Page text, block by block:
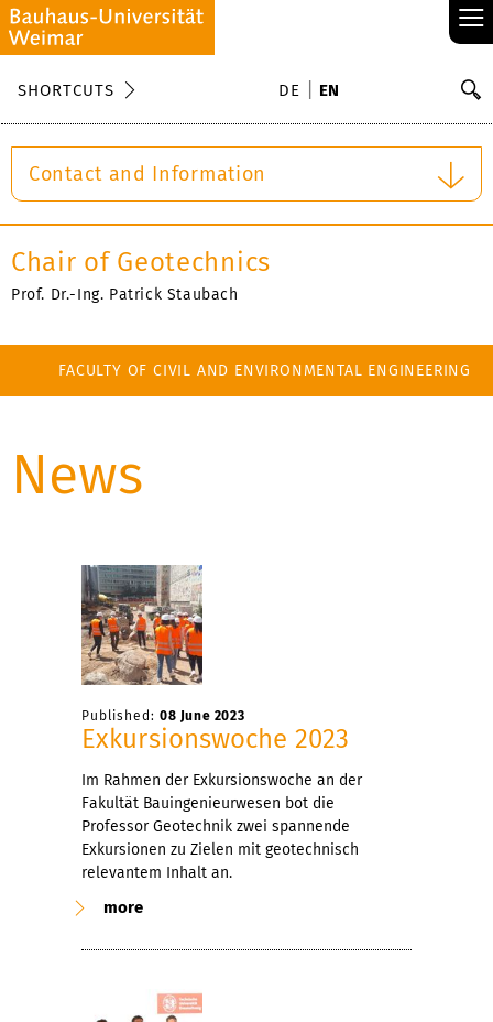
≡
SHORTCUTS DE EN
Contact and Information
Chair of Geotechnics
Prof. Dr.-Ing. Patrick Staubach
FACULTY OF CIVIL AND ENVIRONMENTAL ENGINEERING
News
Published: 08 June 2023
Exkursionswoche 2023
Im Rahmen der Exkursionswoche an der
Fakultät Bauingenieurwesen bot die
Professor Geotechnik zwei spannende
Exkursionen zu Zielen mit geotechnisch
relevantem Inhalt an.
more